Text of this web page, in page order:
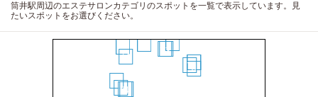
筒井駅周辺のエステサロンカテゴリのスポットを一覧で表示しています。見
たいスポットをお選びください。
4
5
6
78
10
11
12
14
15
16
17 18
20